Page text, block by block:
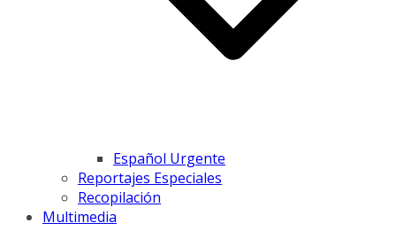
Español Urgente
Reportajes Especiales
Recopilación
Multimedia